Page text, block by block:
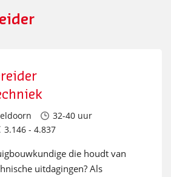
32-40 uur
3.146 - 4.837
die houdt van
uitdagingen? Als